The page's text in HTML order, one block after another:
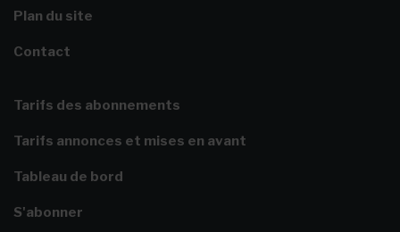
Plan du site
Contact
Tarifs des abonnements
Tarifs annonces et mises en avant
Tableau de bord
S'abonner